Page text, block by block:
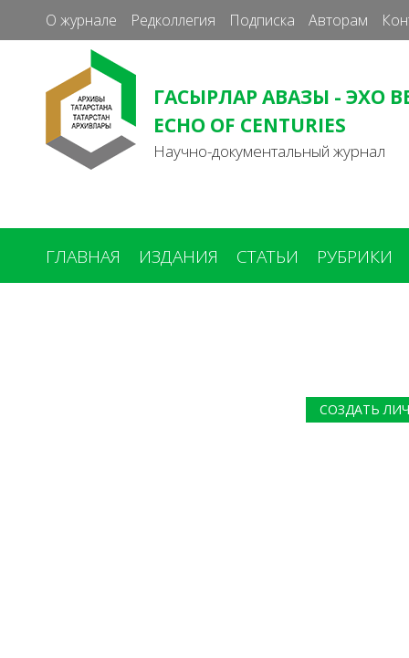
О журнале Редколлегия Подписка Авторам
ГАСЫРЛАР АВАЗЫ - ЭХО
ECHO OF CENTURIES
Научно-документальный журнал
ГЛАВНАЯ ИЗДАНИЯ СТАТЬИ РУБРИКИ
СОЗДАТЬ